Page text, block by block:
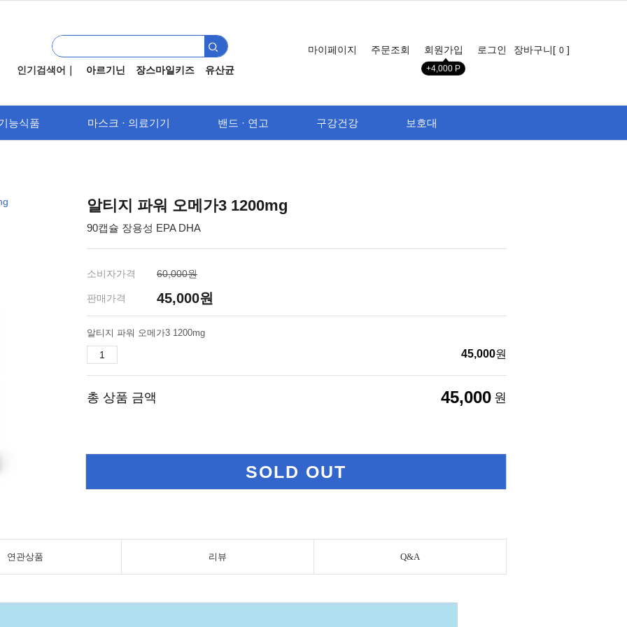
인기검색어｜ 아르기닌 장스마일키즈 유산균
장바구니[ 0 ]
로그인
회원가입
+4,000 P
주문조회
마이페이지
능식품 마스크 · 의료기기 밴드 · 연고 구강건강 보호대
알티지 파워 오메가3 1200mg
90캡슐 장용성 EPA DHA
소비자가격 60,000원
판매가격 45,000원
알티지 파워 오메가3 1200mg
45,000원
총 상품 금액 45,000 원
SOLD OUT
연관상품 리뷰 Q&A